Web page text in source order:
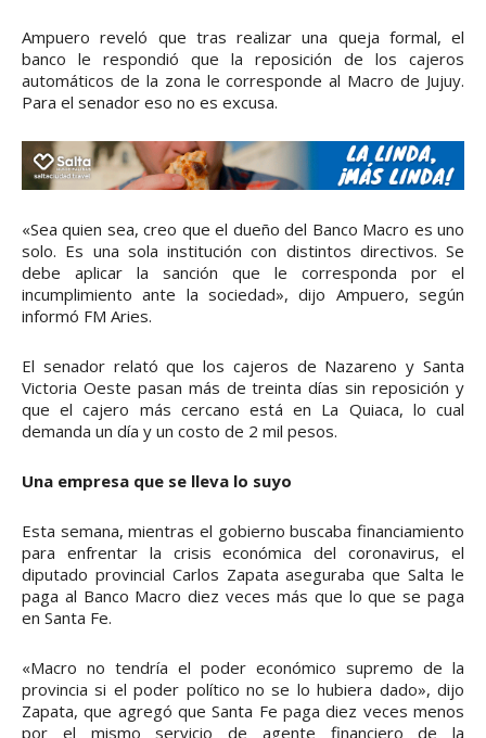
Ampuero reveló que tras realizar una queja formal, el
banco le respondió que la reposición de los cajeros
automáticos de la zona le corresponde al Macro de Jujuy.
Para el senador eso no es excusa.
«Sea quien sea, creo que el dueño del Banco Macro es uno
solo. Es una sola institución con distintos directivos. Se
debe aplicar la sanción que le corresponda por el
incumplimiento ante la sociedad», dijo Ampuero, según
informó FM Aries.
El senador relató que los cajeros de Nazareno y Santa
Victoria Oeste pasan más de treinta días sin reposición y
que el cajero más cercano está en La Quiaca, lo cual
demanda un día y un costo de 2 mil pesos.
Una empresa que se lleva lo suyo
Esta semana, mientras el gobierno buscaba financiamiento
para enfrentar la crisis económica del coronavirus, el
diputado provincial Carlos Zapata aseguraba que Salta le
paga al Banco Macro diez veces más que lo que se paga
en Santa Fe.
«Macro no tendría el poder económico supremo de la
provincia si el poder político no se lo hubiera dado», dijo
Zapata, que agregó que Santa Fe paga diez veces menos
por el mismo servicio de agente financiero de la